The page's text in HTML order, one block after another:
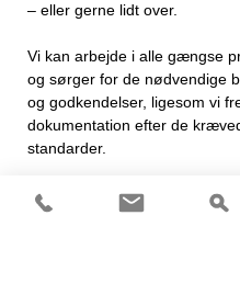
– eller gerne lidt over.
Vi kan arbejde i alle gængse
og sørger for de nødvendige
og godkendelser, ligesom vi
dokumentation efter de
standarder.